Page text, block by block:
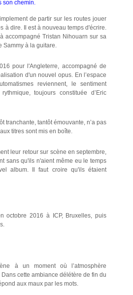
son chemin.
de partir sur les routes jouer
à dire. Il est à nouveau temps d'écrire.
accompagné Tristan Nihouarn sur sa
à la guitare.
pour l'Angleterre, accompagné de
d'un nouvel opus. En l’espace
reviennent, le sentiment
toujours constituée d’Eric
tranchante, tantôt émouvante, n’a pas
titres sont mis en boîte.
leur retour sur scène en septembre,
sans qu'ils n'aient même eu le temps
album. Il faut croire qu'ils étaient
octobre 2016 à ICP, Bruxelles, puis
à un moment où l’atmosphère
cette ambiance délétère de fin du
aux maux par les mots.